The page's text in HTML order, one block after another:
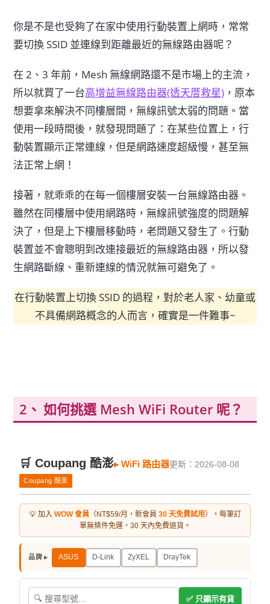
你是不是也受夠了在家中使用行動裝置上網時，常常
要切換 SSID 並連線到距離最近的無線路由器呢？
在 2、3 年前，Mesh 無線網路還不是市場上的主流，
所以就買了一台高增益無線路由器(透天厝救星) ，原本
想要拿來解決不同樓層間，無線訊號太弱的問題。當
使用一段時間後，就發現問題了：在某些位置上，行
動裝置顯示正常連線，但是網路速度超級慢，甚至無
法正常上網！
接著，就乖乖的在每一個樓層安裝一台無線路由器。
雖然在同樓層中使用網路時，無線訊號強度的問題解
決了，但是上下樓層移動時，老問題又發生了。行動
裝置並不會聰明到改連接最近的無線路由器，所以發
生網路斷線、重新連線的情況就無可避免了。
在行動裝置上切換 SSID 的過程，對於老人家、幼童或
不具備網路概念的人而言，確實是一件難事~
如何挑選 Mesh WiFi Router 呢？
🛒 Coupang 酷澎▸ WiFi 路由器更新：2026-08-08
Coupang 酷澎
💡 加入 WOW 會員 （NT$59/月，新會員 30 天免費試用 ），每筆訂
單無條件免運，30 天內免費退貨。
品牌 ▸ ASUS D-Link ZyXEL DrayTek
✅ 只顯示有貨